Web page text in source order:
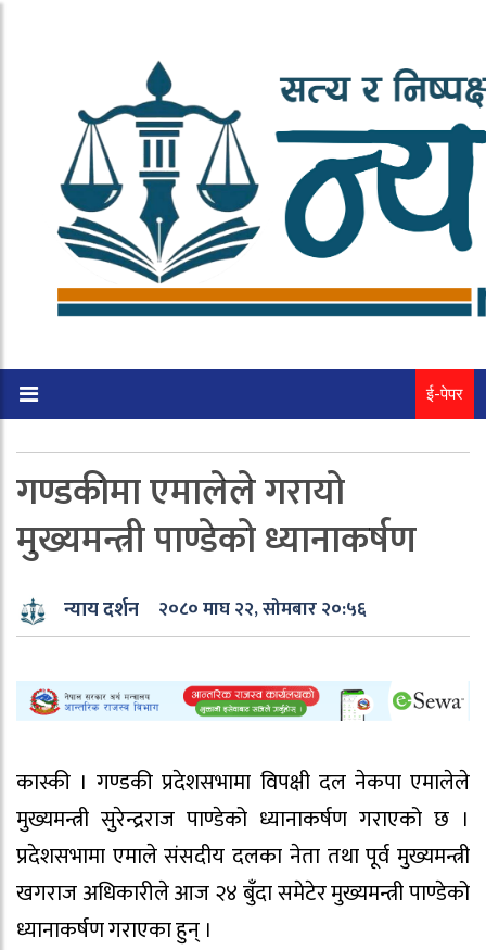
ई-पेपर
गण्डकीमा एमालेले गरायो
मुख्यमन्त्री पाण्डेको ध्यानाकर्षण
न्याय दर्शन २०८० माघ २२, सोमबार २०:५६
कास्की । गण्डकी प्रदेशसभामा विपक्षी दल नेकपा एमालेले
मुख्यमन्त्री सुरेन्द्रराज पाण्डेको ध्यानाकर्षण गराएको छ ।
प्रदेशसभामा एमाले संसदीय दलका नेता तथा पूर्व मुख्यमन्त्री
खगराज अधिकारीले आज २४ बुँदा समेटेर मुख्यमन्त्री पाण्डेको
ध्यानाकर्षण गराएका हुन् ।